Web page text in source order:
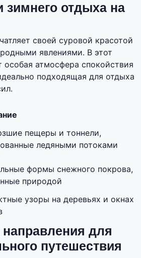
зимнего отдыха на
своей суровой красотой
явлениями. В этот
особая атмосфера спокойствия
подходящая для отдыха
пещеры и тоннели,
ледяными потоками
формы снежного покрова,
природой
узоры на деревьях и окнах
для
путешествия